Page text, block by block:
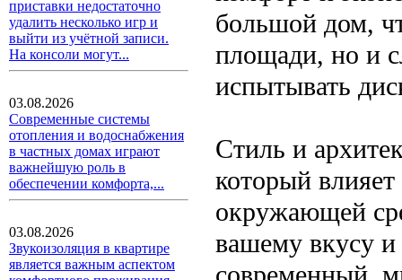
приставки недостаточно
удалить несколько игр и
выйти из учётной записи.
На консоли могут...
03.08.2026
Современные системы
отопления и водоснабжения
в частных домах играют
важнейшую роль в
обеспечении комфорта,...
03.08.2026
Звукоизоляция в квартире
является важным аспектом
большой дом,
площади, но и
испытывать
Стиль и
который
окружающей
вашему вкусу